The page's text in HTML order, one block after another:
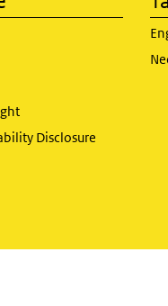
Disclosure